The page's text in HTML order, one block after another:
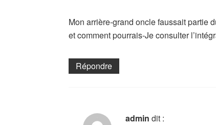
Mon arrière-grand oncle faussait partie
et comment pourrais-Je consulter
Répondre
admin dit :